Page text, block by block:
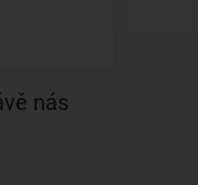
nás